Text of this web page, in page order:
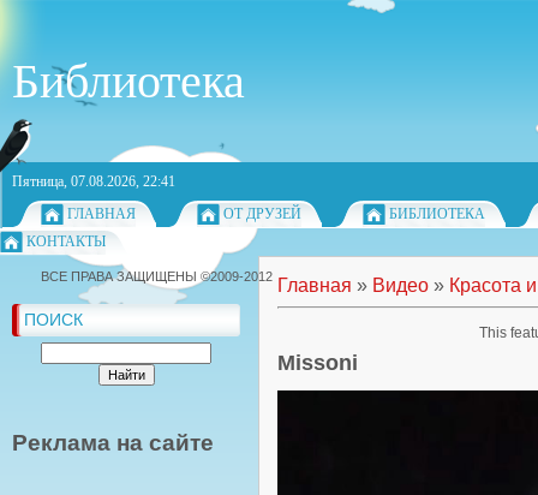
Библиотека
Пятница, 07.08.2026, 22:41
ГЛАВНАЯ
ОТ ДРУЗЕЙ
БИБЛИОТЕКА
КОНТАКТЫ
ПОИСК
Реклама на сайте
Главная » Видео » Красота
Missoni
ВСЕ ПРАВА ЗАЩИЩЕНЫ ©2009-2012
This